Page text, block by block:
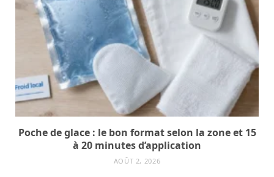
Poche de glace : le bon format selon la zone et 15
à 20 minutes d’application
AOÛT 2, 2026